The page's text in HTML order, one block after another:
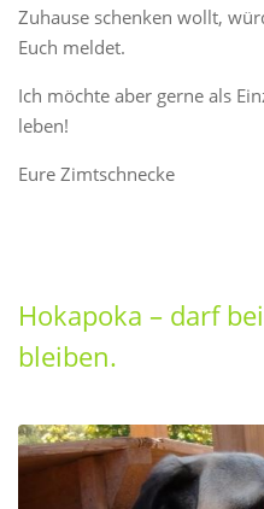
Zuhause schenken wollt,
Euch meldet.
Ich möchte aber gerne als
leben!
Eure Zimtschnecke
Hokapoka – darf
bleiben.